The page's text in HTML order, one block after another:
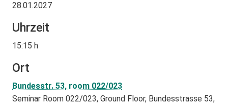
28.01.2027
Uhrzeit
15:15 h
Ort
Bundesstr. 53, room 022/023
Seminar Room 022/023, Ground Floor, Bundesstrasse 53,